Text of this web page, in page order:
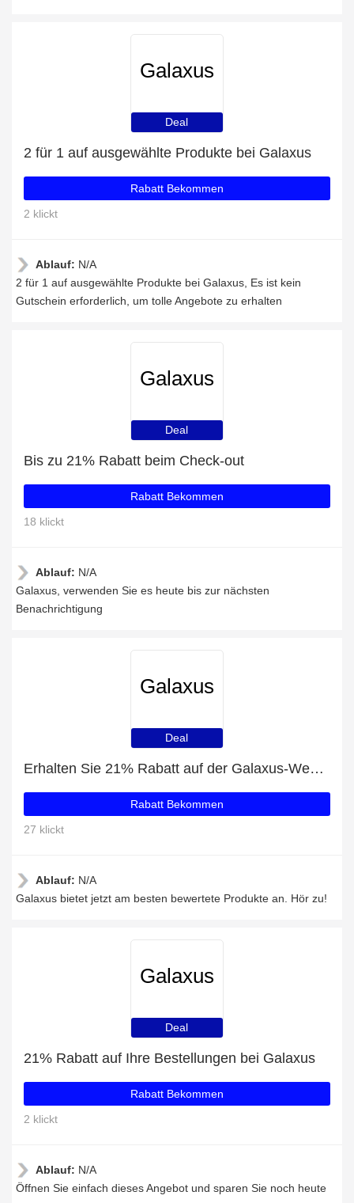
Galaxus
Deal
2 für 1 auf ausgewählte Produkte bei Galaxus
Rabatt Bekommen
2 klickt
Ablauf: N/A
2 für 1 auf ausgewählte Produkte bei Galaxus, Es ist kein
Gutschein erforderlich, um tolle Angebote zu erhalten
Galaxus
Deal
Bis zu 21% Rabatt beim Check-out
Rabatt Bekommen
18 klickt
Ablauf: N/A
Galaxus, verwenden Sie es heute bis zur nächsten
Benachrichtigung
Galaxus
Deal
Erhalten Sie 21% Rabatt auf der Galaxus-Website
Rabatt Bekommen
27 klickt
Ablauf: N/A
Galaxus bietet jetzt am besten bewertete Produkte an. Hör zu!
Galaxus
Deal
21% Rabatt auf Ihre Bestellungen bei Galaxus
Rabatt Bekommen
2 klickt
Ablauf: N/A
Öffnen Sie einfach dieses Angebot und sparen Sie noch heute